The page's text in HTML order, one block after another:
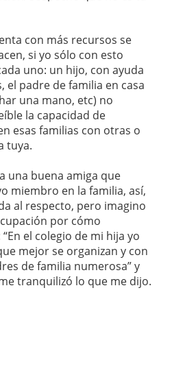
con más recursos se
si yo sólo con esto
uno: un hijo, con ayuda
el padre de familia en casa
una mano, etc) no
la capacidad de
esas familias con otras o
tuya.
una buena amiga que
miembro en la familia, así,
al respecto, pero imagino
por cómo
el colegio de mi hija yo
mejor se organizan y con
de familia numerosa” y
tranquilizó lo que me dijo.